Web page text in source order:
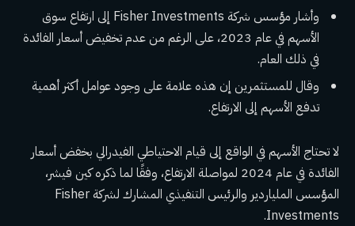
وأشار مؤسس شركة Fisher Investments إلى ارتفاع سوق
الأسهم في عام 2023، على الرغم من عدم تخفيض أسعار الفائدة
في ذلك العام.
وقال للمستثمرين إن هذه علامة على وجود عوامل أكثر أهمية
تدفع الأسهم إلى الارتفاع.
لا تحتاج الأسهم في الواقع إلى قيام الاحتياطي الفيدرالي بخفض أسعار
الفائدة في عام 2024 لمواصلة الارتفاع، وفقًا لما ذكره كين فيشر،
المؤسس الملياردير والرئيس التنفيذي المشارك لشركة Fisher
Investments.